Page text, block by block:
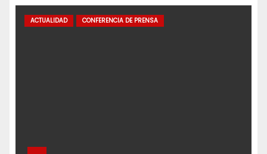
ACTUALIDAD CONFERENCIA DE PRENSA